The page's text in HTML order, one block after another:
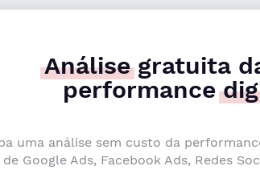
Análisegratuita
performance
uma análise sem custo da
de Google Ads, Facebook Ads, Redes